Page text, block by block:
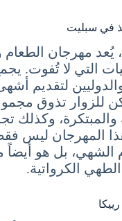
في سبليت
يُعد مهرجان الطعام
التي لا تُفوت.
لتقديم
للزوار تذوق
والمبتكرة، وكذلك
هذا المهرجان ليس
الشهي، بل هو أيضاً
الكرواتية.